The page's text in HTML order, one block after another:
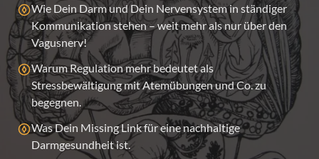
Wie Dein Darm und Dein Nervensystem in ständiger
Kommunikation stehen – weit mehr als nur über den
Vagusnerv!
Warum Regulation mehr bedeutet als
Stressbewältigung mit Atemübungen und Co. zu
begegnen.
Was Dein Missing Link für eine nachhaltige
Darmgesundheit ist.